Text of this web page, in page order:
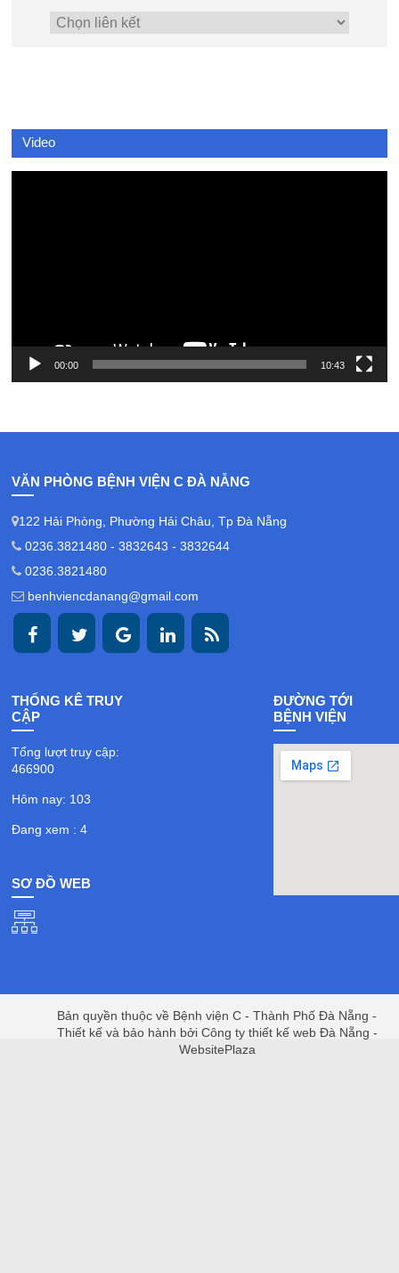
Video
00:00 10:43
VĂN PHÒNG BỆNH VIỆN C ĐÀ NẴNG
122 Hải Phòng, Phường Hải Châu, Tp Đà Nẵng
0236.3821480 - 3832643 - 3832644
0236.3821480
benhviencdanang@gmail.com
THỐNG KÊ TRUY
CẬP
Tổng lượt truy cập:
466900
Hôm nay: 103
Đang xem : 4
SƠ ĐỒ WEB
ĐƯỜNG TỚI
BỆNH VIỆN
Bản quyền thuộc về Bệnh viện C - Thành Phố Đà Nẵng -
Thiết kế và bảo hành bởi Công ty thiết kế web Đà Nẵng -
WebsitePlaza